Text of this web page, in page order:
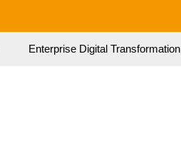
Enterprise Digital Transformation